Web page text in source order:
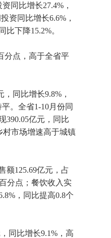
同比增长27.4%，
资同比增长6.6%，
下降15.2%。
分点，高于全省平
同比增长9.8%，
。全省1-10月份同
390.05亿元，同比
村市场增速高于城镇
额125.69亿元，占
分点；餐饮收入实
，同比提高0.8个
同比增长9.1%，高